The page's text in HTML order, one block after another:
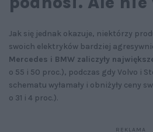
Jak się jednak okazuje, niektórzy
swoich elektryków bardziej
Mercedes i BMW zaliczyły
o 55 i 50 proc.), podczas gdy Volvo i
schematu wyłamały i obniżyły ceny
o 31 i 4 proc.).